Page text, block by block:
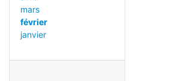
mars
février
janvier